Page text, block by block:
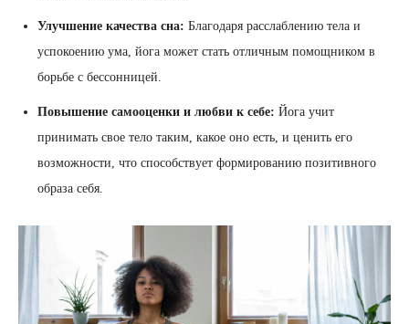
Улучшение качества сна: Благодаря расслаблению тела и
успокоению ума, йога может стать отличным помощником в
борьбе с бессонницей.
Повышение самооценки и любви к себе: Йога учит
принимать свое тело таким, какое оно есть, и ценить его
возможности, что способствует формированию позитивного
образа себя.